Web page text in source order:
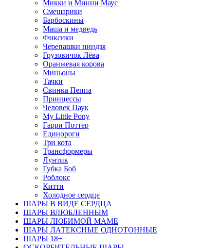
Микки и Минни Маус
Смешарики
Барбоскины
Маша и медведь
Фиксики
Черепашки ниндзя
Грузовичок Лёва
Оранжевая корова
Миньоны
Тачки
Свинка Пеппа
Принцессы
Человек Паук
My Little Pony
Гарри Поттер
Единороги
Три кота
Трансформеры
Лунтик
Губка Боб
Роблокс
Китти
Холодное сердце
ШАРЫ В ВИДЕ СЕРДЦА
ШАРЫ ВЛЮБЛЕННЫМ
ШАРЫ ЛЮБИМОЙ МАМЕ
ШАРЫ ЛАТЕКСНЫЕ ОДНОТОННЫЕ
ШАРЫ 18+